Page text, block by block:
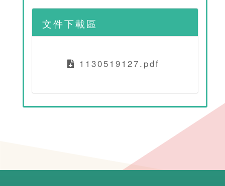
文件下載區
1130519127.pdf